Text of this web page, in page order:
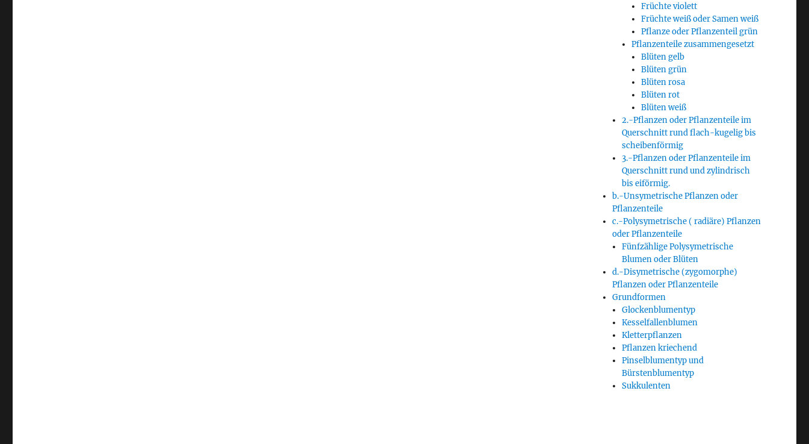
Früchte violett
Früchte weiß oder Samen weiß
Pflanze oder Pflanzenteil grün
Pflanzenteile zusammengesetzt
Blüten gelb
Blüten grün
Blüten rosa
Blüten rot
Blüten weiß
2.-Pflanzen oder Pflanzenteile im
Querschnitt rund flach-kugelig bis
scheibenförmig
3.-Pflanzen oder Pflanzenteile im
Querschnitt rund und zylindrisch
bis eiförmig.
b.-Unsymetrische Pflanzen oder
Pflanzenteile
c.-Polysymetrische ( radiäre) Pflanzen
oder Pflanzenteile
Fünfzählige Polysymetrische
Blumen oder Blüten
d.-Disymetrische (zygomorphe)
Pflanzen oder Pflanzenteile
Grundformen
Glockenblumentyp
Kesselfallenblumen
Kletterpflanzen
Pflanzen kriechend
Pinselblumentyp und
Bürstenblumentyp
Sukkulenten